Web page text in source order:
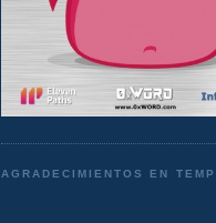
AGRADECIMIENTOS EN